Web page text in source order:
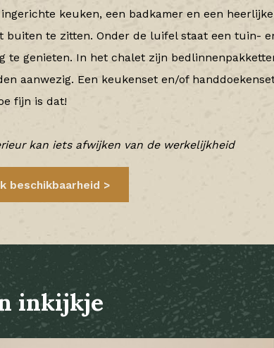
keuken, een badkamer en een
buiten te zitten. Onder de luifel staat een tuin-
te genieten. In het chalet zijn
aanwezig. Een keukenset en/of
fijn is dat!
kan iets afwijken van de werkelijkheid
beschikbaarheid
inkijkje